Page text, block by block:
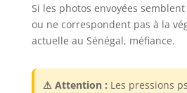
Si les photos envoyées
ou ne correspondent pas à la
actuelle au Sénégal, méfiance.
⚠ Attention : Les pressions